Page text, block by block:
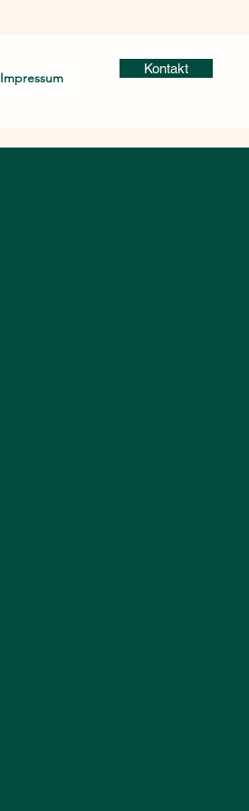
Impressum
Kontakt